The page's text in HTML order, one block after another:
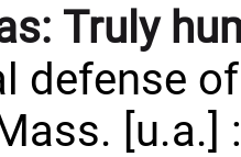
Truly
defense
[u.a.]